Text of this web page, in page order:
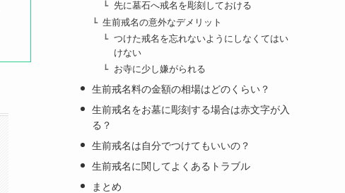
先に墓石へ戒名を彫刻しておける
生前戒名の意外なデメリット
つけた戒名を忘れないようにしなくてはい
けない
お寺に少し嫌がられる
生前戒名料の金額の相場はどのくらい？
生前戒名をお墓に彫刻する場合は赤文字が入
る？
生前戒名は自分でつけてもいいの？
生前戒名に関してよくあるトラブル
まとめ